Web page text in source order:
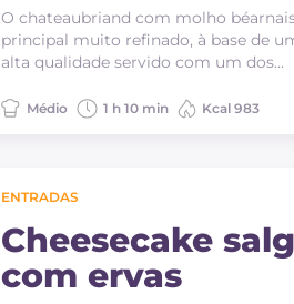
O chateaubriand com molho
principal muito refinado, à base de
alta qualidade servido com um dos…
Médio 1 h 10 min Kcal 983
ENTRADAS
Cheesecake
com ervas